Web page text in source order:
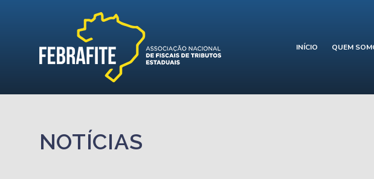
INÍCIO QUEM
NOTÍCIAS